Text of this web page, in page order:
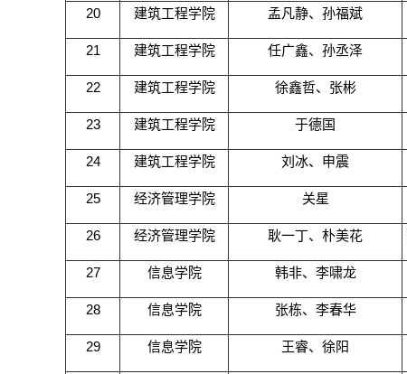
20 建筑工程学院 孟凡静、孙福斌
21 建筑工程学院 任广鑫、孙丞泽
22 建筑工程学院 徐鑫哲、张彬
23 建筑工程学院 于德国
24 建筑工程学院 刘冰、申震
25 经济管理学院 关星
26 经济管理学院 耿一丁、朴美花
27 信息学院 韩非、李啸龙
28 信息学院 张栋、李春华
29 信息学院 王睿、徐阳